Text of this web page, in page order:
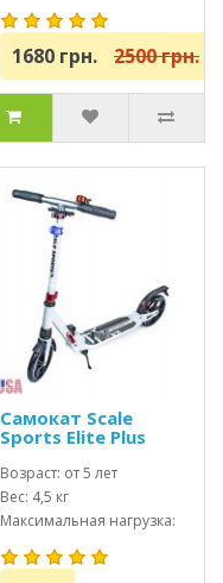
до 100 кг
1680 грн. 2500 грн.
Самокат Scale
Sports Elite Plus
ножной тормоз
Возраст: от 5 лет
Вес: 4,5 кг
Максимальная нагрузка:
до 100 кг